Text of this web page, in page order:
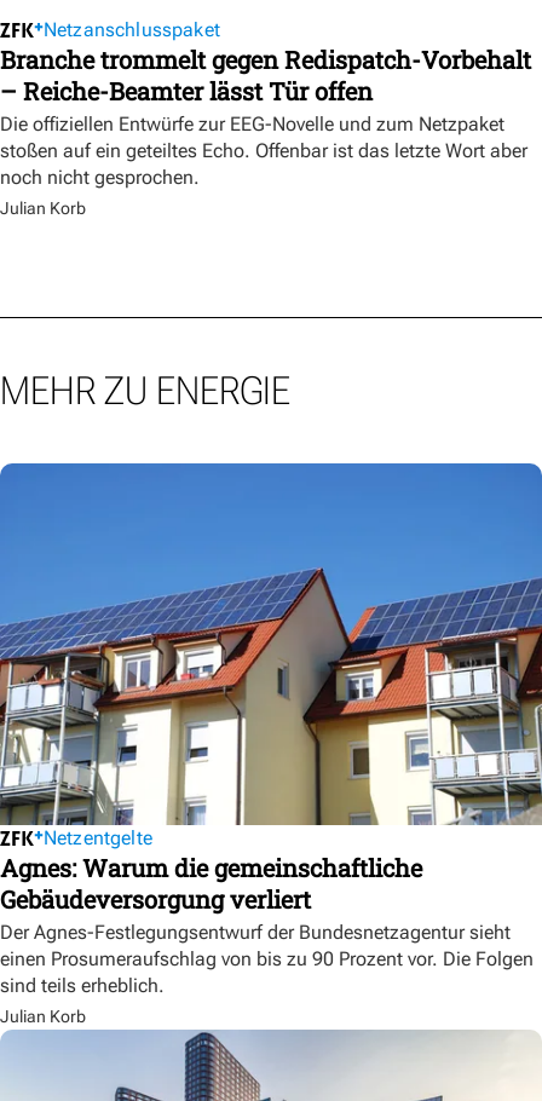
Netzanschlusspaket
Branche trommelt gegen Redispatch-Vorbehalt
– Reiche-Beamter lässt Tür offen
Die offiziellen Entwürfe zur EEG-Novelle und zum Netzpaket
stoßen auf ein geteiltes Echo. Offenbar ist das letzte Wort aber
noch nicht gesprochen.
Julian Korb
MEHR ZU ENERGIE
Netzentgelte
Agnes: Warum die gemeinschaftliche
Gebäudeversorgung verliert
Der Agnes-Festlegungsentwurf der Bundesnetzagentur sieht
einen Prosumeraufschlag von bis zu 90 Prozent vor. Die Folgen
sind teils erheblich.
Julian Korb